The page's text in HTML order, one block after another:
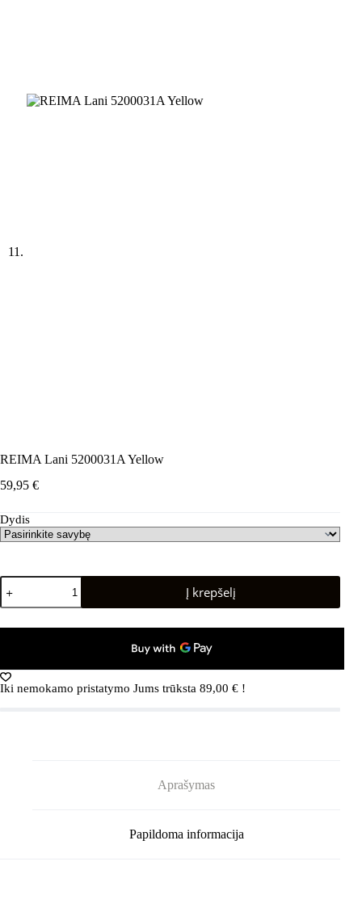
REIMA Lani 5200031A Yellow
59,95 €
Dydis
produkto
kiekis:
REIMA
Į krepšelį
Iki nemokamo pristatymo Jums trūksta 89,00 € !
Aprašymas
Papildoma informacija